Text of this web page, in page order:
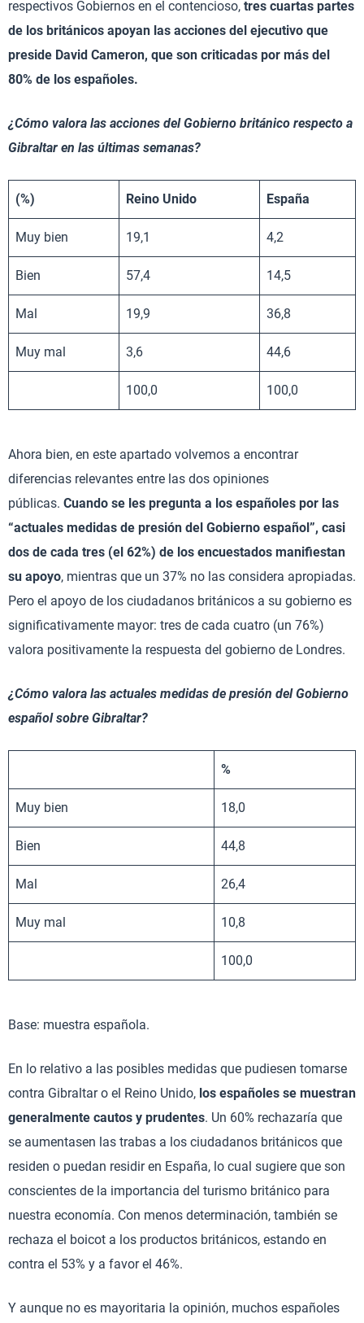
respectivos Gobiernos en el contencioso, tres cuartas partes
de los británicos apoyan las acciones del ejecutivo que
preside David Cameron, que son criticadas por más del
80% de los españoles.
¿Cómo valora las acciones del Gobierno británico respecto a
Gibraltar en las últimas semanas?
(%) Reino Unido España
Muy bien 19,1 4,2
Bien 57,4 14,5
Mal 19,9 36,8
Muy mal 3,6 44,6
100,0 100,0
Ahora bien, en este apartado volvemos a encontrar
diferencias relevantes entre las dos opiniones
públicas. Cuando se les pregunta a los españoles por las
“actuales medidas de presión del Gobierno español”, casi
dos de cada tres (el 62%) de los encuestados manifiestan
su apoyo, mientras que un 37% no las considera apropiadas.
Pero el apoyo de los ciudadanos británicos a su gobierno es
significativamente mayor: tres de cada cuatro (un 76%)
valora positivamente la respuesta del gobierno de Londres.
¿Cómo valora las actuales medidas de presión del Gobierno
español sobre Gibraltar?
%
Muy bien 18,0
Bien 44,8
Mal 26,4
Muy mal 10,8
100,0
Base: muestra española.
En lo relativo a las posibles medidas que pudiesen tomarse
contra Gibraltar o el Reino Unido, los españoles se muestran
generalmente cautos y prudentes. Un 60% rechazaría que
se aumentasen las trabas a los ciudadanos británicos que
residen o puedan residir en España, lo cual sugiere que son
conscientes de la importancia del turismo británico para
nuestra economía. Con menos determinación, también se
rechaza el boicot a los productos británicos, estando en
contra el 53% y a favor el 46%.
Y aunque no es mayoritaria la opinión, muchos españoles